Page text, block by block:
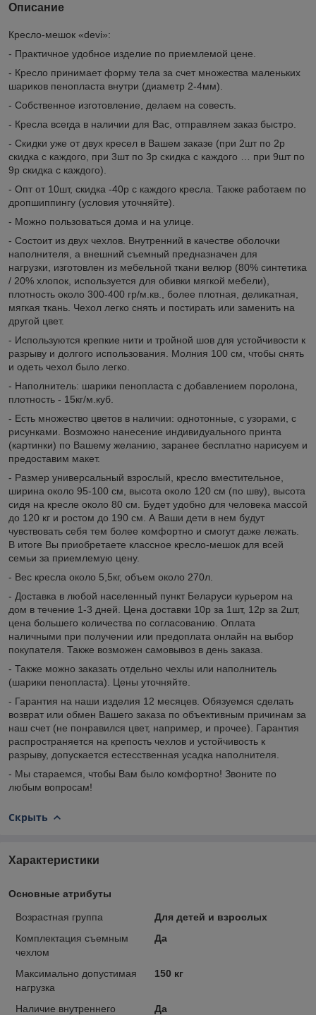
Описание
Кресло-мешок «devi»:
- Практичное удобное изделие по приемлемой цене.
- Кресло принимает форму тела за счет множества маленьких
шариков пенопласта внутри (диаметр 2-4мм).
- Собственное изготовление, делаем на совесть.
- Кресла всегда в наличии для Вас, отправляем заказ быстро.
- Скидки уже от двух кресел в Вашем заказе (при 2шт по 2р
скидка с каждого, при 3шт по 3р скидка с каждого … при 9шт по
9р скидка с каждого).
- Опт от 10шт, скидка -40р с каждого кресла. Также работаем по
дропшиппингу (условия уточняйте).
- Можно пользоваться дома и на улице.
- Состоит из двух чехлов. Внутренний в качестве оболочки
наполнителя, а внешний съемный предназначен для
нагрузки, изготовлен из мебельной ткани велюр (80% синтетика
/ 20% хлопок, используется для обивки мягкой мебели),
плотность около 300-400 гр/м.кв., более плотная, деликатная,
мягкая ткань. Чехол легко снять и постирать или заменить на
другой цвет.
- Используются крепкие нити и тройной шов для устойчивости к
разрыву и долгого использования. Молния 100 см, чтобы снять
и одеть чехол было легко.
- Наполнитель: шарики пенопласта с добавлением поролона,
плотность - 15кг/м.куб.
- Есть множество цветов в наличии: однотонные, с узорами, с
рисунками. Возможно нанесение индивидуального принта
(картинки) по Вашему желанию, заранее бесплатно нарисуем и
предоставим макет.
- Размер универсальный взрослый, кресло вместительное,
ширина около 95-100 см, высота около 120 см (по шву), высота
сидя на кресле около 80 см. Будет удобно для человека массой
до 120 кг и ростом до 190 см. А Ваши дети в нем будут
чувствовать себя тем более комфортно и смогут даже лежать.
В итоге Вы приобретаете классное кресло-мешок для всей
семьи за приемлемую цену.
- Вес кресла около 5,5кг, объем около 270л.
- Доставка в любой населенный пункт Беларуси курьером на
дом в течение 1-3 дней. Цена доставки 10р за 1шт, 12р за 2шт,
цена большего количества по согласованию. Оплата
наличными при получении или предоплата онлайн на выбор
покупателя. Также возможен самовывоз в день заказа.
- Также можно заказать отдельно чехлы или наполнитель
(шарики пенопласта). Цены уточняйте.
- Гарантия на наши изделия 12 месяцев. Обязуемся сделать
возврат или обмен Вашего заказа по объективным причинам за
наш счет (не понравился цвет, например, и прочее). Гарантия
распространяется на крепость чехлов и устойчивость к
разрыву, допускается естесственная усадка наполнителя.
- Мы стараемся, чтобы Вам было комфортно! Звоните по
любым вопросам!
Скрыть
Характеристики
Основные атрибуты
Возрастная группа
Для детей и взрослых
Комплектация съемным
чехлом
Да
Максимально допустимая
нагрузка
150 кг
Наличие внутреннего Да